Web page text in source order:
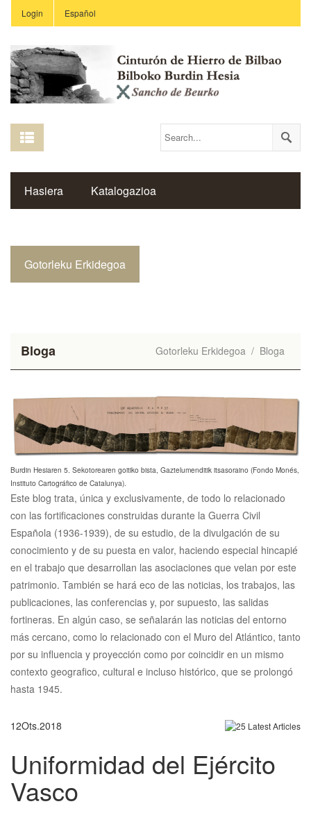
Login Español
Hasiera Katalogazioa
Gotorleku Erkidegoa
Bloga Gotorleku Erkidegoa / Bloga
Burdin Hesiaren 5. Sekotorearen goitiko bista, Gaztelumenditik itsasoraino (Fondo Monés,
Instituto Cartográfico de Catalunya).
Este blog trata, única y exclusivamente, de todo lo relacionado
con las fortificaciones construidas durante la Guerra Civil
Española (1936-1939), de su estudio, de la divulgación de su
conocimiento y de su puesta en valor, haciendo especial hincapié
en el trabajo que desarrollan las asociaciones que velan por este
patrimonio. También se hará eco de las noticias, los trabajos, las
publicaciones, las conferencias y, por supuesto, las salidas
fortineras. En algún caso, se señalarán las noticias del entorno
más cercano, como lo relacionado con el Muro del Atlántico, tanto
por su influencia y proyección como por coincidir en un mismo
contexto geografico, cultural e incluso histórico, que se prolongó
hasta 1945.
12Ots.2018
Uniformidad del Ejército
Vasco